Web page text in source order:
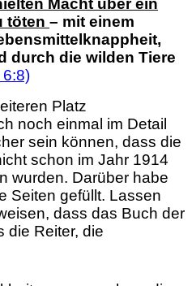
Macht über ein
töten – mit einem
durch die wilden Tiere
6:8)
Platz
noch einmal im Detail
sein können, dass die
schon im Jahr 1914
wurden. Darüber habe
Seiten gefüllt. Lassen
dass das Buch der
die Reiter, die